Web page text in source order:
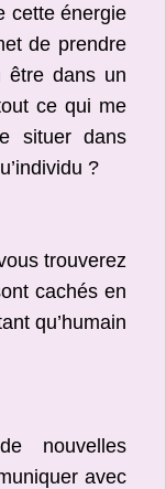
cette énergie
de prendre
être dans un
ce qui me
situer dans
?
trouverez
cachés en
qu’humain
nouvelles
avec